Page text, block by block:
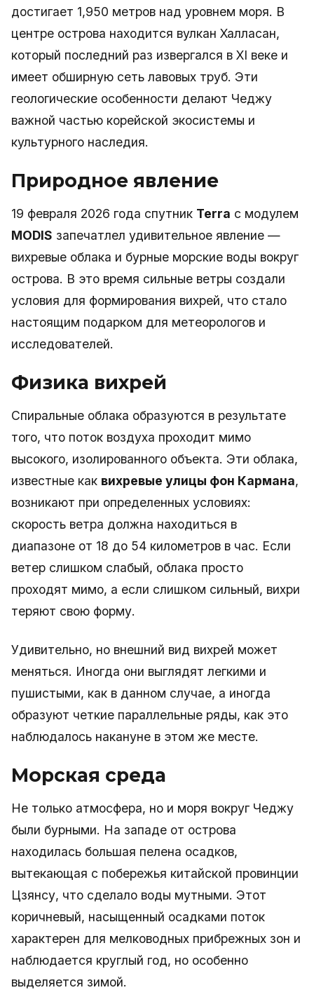
достигает 1,950 метров над уровнем моря. В
центре острова находится вулкан Халласан,
который последний раз извергался в XI веке и
имеет обширную сеть лавовых труб. Эти
геологические особенности делают Чеджу
важной частью корейской экосистемы и
культурного наследия.
Природное явление
19 февраля 2026 года спутник Terra с модулем
MODIS запечатлел удивительное явление —
вихревые облака и бурные морские воды вокруг
острова. В это время сильные ветры создали
условия для формирования вихрей, что стало
настоящим подарком для метеорологов и
исследователей.
Физика вихрей
Спиральные облака образуются в результате
того, что поток воздуха проходит мимо
высокого, изолированного объекта. Эти облака,
известные как вихревые улицы фон Кармана,
возникают при определенных условиях:
скорость ветра должна находиться в
диапазоне от 18 до 54 километров в час. Если
ветер слишком слабый, облака просто
проходят мимо, а если слишком сильный, вихри
теряют свою форму.
Удивительно, но внешний вид вихрей может
меняться. Иногда они выглядят легкими и
пушистыми, как в данном случае, а иногда
образуют четкие параллельные ряды, как это
наблюдалось накануне в этом же месте.
Морская среда
Не только атмосфера, но и моря вокруг Чеджу
были бурными. На западе от острова
находилась большая пелена осадков,
вытекающая с побережья китайской провинции
Цзянсу, что сделало воды мутными. Этот
коричневый, насыщенный осадками поток
характерен для мелководных прибрежных зон и
наблюдается круглый год, но особенно
выделяется зимой.